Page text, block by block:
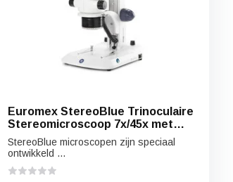
Euromex StereoBlue Trinoculaire
Stereomicroscoop 7x/45x met
LED ringlicht
StereoBlue microscopen zijn speciaal
ontwikkeld ...